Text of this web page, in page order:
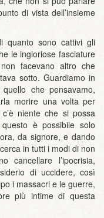
di vista dell’insieme
quanto sono cattivi gli
le ingloriose fasciature
facevano altro che
sotto. Guardiamo in
che pensavamo,
morire una volta per
niente che si possa
è possibile solo
da signore, e dando
in tutti i modi di non
cancellare l’ipocrisia,
di uccidere, così
i massacri e le guerre,
più intime di questa